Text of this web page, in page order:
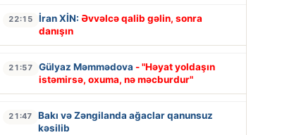
22:15 İran XİN: Əvvəlcə qalib gəlin, sonra
danışın
21:57 Gülyaz Məmmədova - "Həyat yoldaşın
istəmirsə, oxuma, nə məcburdur"
21:47
Bakı və Zəngilanda ağaclar qanunsuz
kəsilib